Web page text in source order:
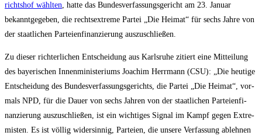
richts­hof wähl­ten, hat­te das Bun­des­ver­fas­sungs­ge­richt am 23. Janu­ar
bekannt­ge­ge­ben, die rechts­extre­me Par­tei „Die Hei­mat“ für sechs Jah­re von
der staat­li­chen Par­tei­en­fi­nan­zie­rung auszuschließen.
Zu die­ser rich­ter­li­chen Ent­schei­dung aus Karls­ru­he zitiert eine Mit­tei­lung
des baye­ri­schen Innen­mi­nis­te­ri­ums Joa­chim Herr­mann (CSU): „Die heu­ti­ge
Ent­schei­dung des Bun­des­ver­fas­sungs­ge­richts, die Par­tei „Die Hei­mat“, vor­
mals NPD, für die Dau­er von sechs Jah­ren von der staat­li­chen Par­tei­en­fi­
nan­zie­rung aus­zu­schlie­ßen, ist ein wich­ti­ges Signal im Kampf gegen Extre­
mis­ten. Es ist völ­lig wider­sin­nig, Par­tei­en, die unse­re Ver­fas­sung ableh­nen